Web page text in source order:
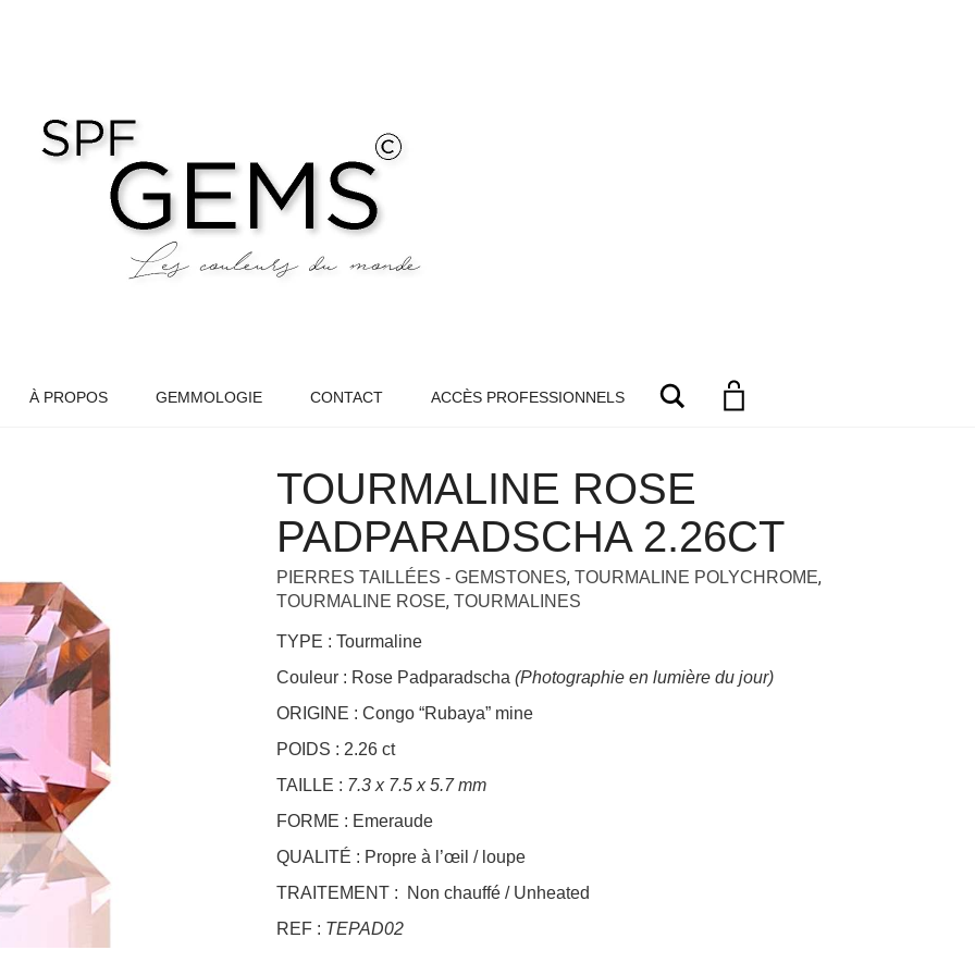
À PROPOS GEMMOLOGIE CONTACT ACCÈS PROFESSIONNELS Search
TOURMALINE ROSE
PADPARADSCHA 2.26CT
PIERRES TAILLÉES - GEMSTONES, TOURMALINE POLYCHROME,
TOURMALINE ROSE, TOURMALINES
TYPE : Tourmaline
Couleur : Rose Padparadscha (Photographie en lumière du jour)
ORIGINE : Congo “Rubaya” mine
POIDS : 2.26 ct
TAILLE : 7.3 x 7.5 x 5.7 mm
FORME : Emeraude
QUALITÉ : Propre à l’œil / loupe
TRAITEMENT : Non chauffé / Unheated
REF : TEPAD02